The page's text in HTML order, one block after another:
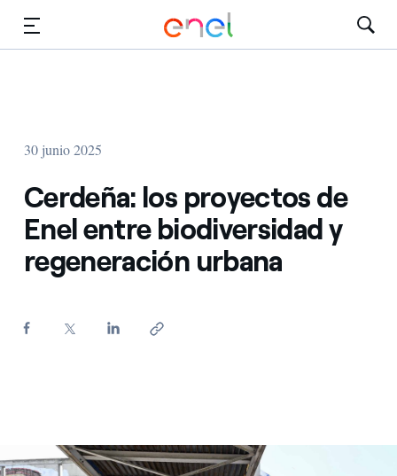
30 junio 2025
Cerdeña: los proyectos de
Enel entre biodiversidad y
regeneración urbana